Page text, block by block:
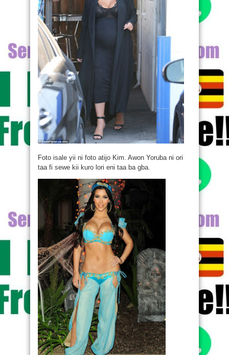
Foto isale yii ni foto atijo Kim. Awon Yoruba ni ori
taa fi sewe kii kuro lori eni taa ba gba.